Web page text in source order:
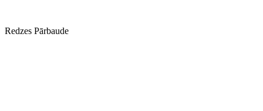
Redzes Pārbaude